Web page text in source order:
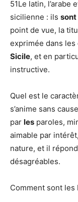
51Le latin, l’arabe
sicilienne : ils sont
point de vue, la
exprimée dans
Sicile, et en
instructive.
Quel est le
s’anime sans
par les paroles,
aimable par
nature, et il
désagréables.
Comment sont les